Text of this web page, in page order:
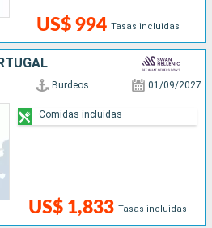
US$ 994 Tasas incluidas
Burdeos 01/09/2027
US$ 1,833 Tasas incluidas
Comidas incluidas